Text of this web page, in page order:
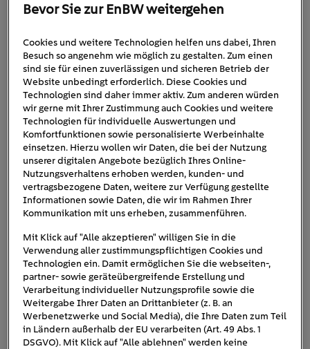
Haushaltsroboter gibt es sowohl für den Innen- als auch
allem bei Reinigungsarbeiten: Saugroboter sorgen
beispielsweise dafür, Ihre Böden von Staub zu befreien
und Wischroboter beseitigen hartnäckige Flecken auf
dem Laminat. Fensterputzroboter sorgen immer für einen
klaren Durchblick. Draußen hingegen ist vor allem der
Mähroboter beliebt, der Ihren Rasen im Zaum hält.
Darüber hinaus gibt es weitere smarte Helferlein:
intelligente Haushaltshilfen, Babysitter,
Grillreinigungsroboter oder Pool- und Aquarienroboter.
Haushaltroboter für Innen
1. Der Staubsaug-Roboter – nie
mehr Streit ums Staubsaugen
Bevor Sie zur EnBW weitergehen
Cookies und weitere Technologien helfen uns dabei, Ihren
Besuch so angenehm wie möglich zu gestalten. Zum einen
sind sie für einen zuverlässigen und sicheren Betrieb der
Website unbedingt erforderlich. Diese Cookies und
Technologien sind daher immer aktiv. Zum anderen würden
wir gerne mit Ihrer Zustimmung auch Cookies und weitere
Technologien für individuelle Auswertungen und
Komfortfunktionen sowie personalisierte Werbeinhalte
einsetzen. Hierzu wollen wir Daten, die bei der Nutzung
unserer digitalen Angebote bezüglich Ihres Online-
Nutzungsverhaltens erhoben werden, kunden- und
vertragsbezogene Daten, weitere zur Verfügung gestellte
Informationen sowie Daten, die wir im Rahmen Ihrer
Kommunikation mit uns erheben, zusammenführen.
Mit Klick auf "Alle akzeptieren" willigen Sie in die
Verwendung aller zustimmungspflichtigen Cookies und
Technologien ein. Damit ermöglichen Sie die webseiten-,
partner- sowie geräteübergreifende Erstellung und
Verarbeitung individueller Nutzungsprofile sowie die
Weitergabe Ihrer Daten an Drittanbieter (z. B. an
Werbenetzwerke und Social Media), die Ihre Daten zum Teil
in Ländern außerhalb der EU verarbeiten (Art. 49 Abs. 1
DSGVO). Mit Klick auf "Alle ablehnen" werden keine